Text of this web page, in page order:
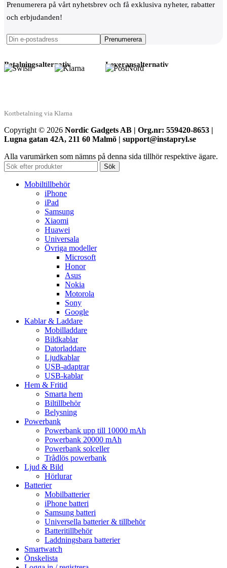
Prenumerera på vårt nyhetsbrev och få exklusiva nyheter, rabatter
och erbjudanden!
Betalningsalternativ
Kortbetalning via Klarna
Leveransalternativ
Copyright © 2026 Nordic Gadgets AB | Org.nr: 559420-8653 |
Lugna gatan 42A, 211 60 Malmö | support@instapryl.se
Alla varumärken som nämns på denna sida tillhör respektive ägare.
Sök
Mobiltillbehör
iPhone
iPad
Samsung
Xiaomi
Huawei
Universala
Övriga modeller
Microsoft
Honor
Asus
Nokia
Motorola
Sony
Google
Kablar & Laddare
Mobilladdare
Bildkablar
Datorladdare
Ljudkablar
USB-adaptrar
USB-kablar
Hem & Fritid
Smarta hem
Biltillbehör
Belysning
Powerbank
Powerbank upp till 10000 mAh
Powerbank 20000 mAh
Powerbank solceller
Trådlös powerbank
Ljud & Bild
Hörlurar
Batterier
Mobilbatterier
iPhone batteri
Samsung batteri
Universella batterier & tillbehör
Batteritillbehör
Laddningsbara batterier
Smartwatch
Önskelista